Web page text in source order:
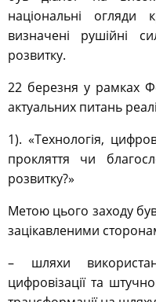
національні огляди
визначені рушійні
розвитку.
22 березня у рамках
актуальних питань
1). «Технологія,
прокляття чи
розвитку?»
Метою цього заходу
зацікавленими
– шляхи
цифровізації та